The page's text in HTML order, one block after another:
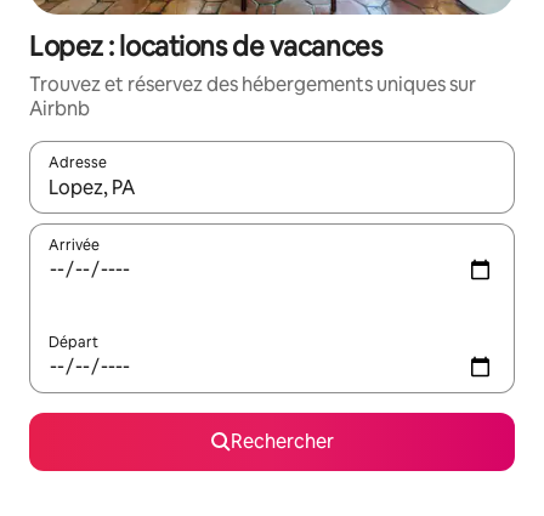
Lopez : locations de vacances
Trouvez et réservez des hébergements uniques sur
Airbnb
Adresse
Lorsque les résultats s'affichent, utilisez les flèches vers le
Arrivée
Départ
Rechercher